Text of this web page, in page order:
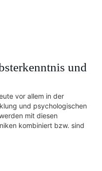
und
vor allem in der
und psychologischen
mit diesen
kombiniert bzw. sind